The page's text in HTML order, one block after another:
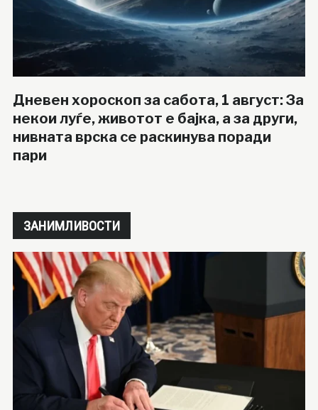
Дневен хороскоп за сабота, 1 август: За
некои луѓе, животот е бајка, а за други,
нивната врска се раскинува поради
пари
ЗАНИМЛИВОСТИ